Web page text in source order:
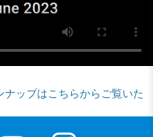
ップはこちらからご覧いた